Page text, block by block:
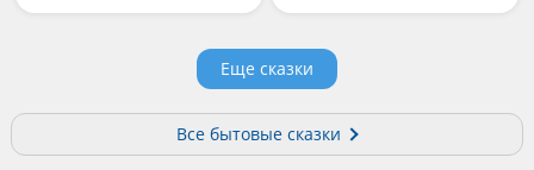
Еще сказки
Все бытовые сказки